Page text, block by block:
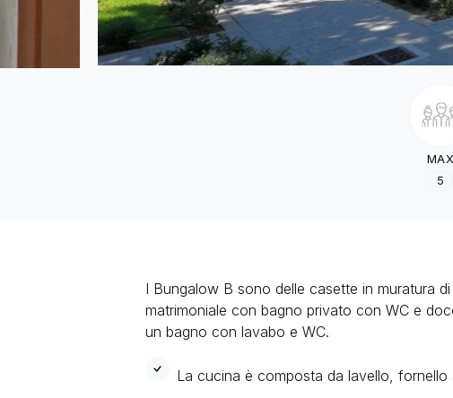
MAX
5
I Bungalow B sono delle casette in muratura
matrimoniale con bagno privato con WC e
un bagno con lavabo e WC.
La cucina è composta da lavello,